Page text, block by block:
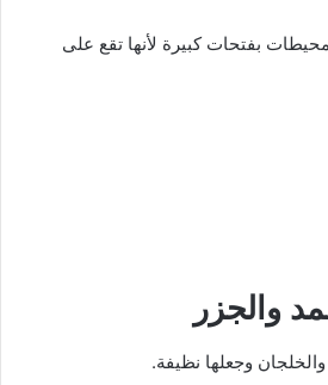
بفتحات كبيرة لأنها تقع على
والجزر
وجعلها نظيفة.